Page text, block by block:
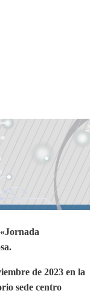
de 2023 en la
sede centro